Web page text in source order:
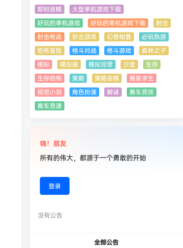
即时战略
大型单机游戏下载
好玩的单机游戏
好玩的单机游戏下载
射击
射击枪战
射击游戏 幻兽帕鲁
必玩热游
恐怖冒险
格斗对战 格斗游戏
森林之子
模拟
模拟器 模拟经营 沙盒
生存
生存恐怖
策略 策略战棋
翼星求生
视觉小说
角色扮演 解谜
赛车竞技
赛车竞速
嗨！朋友
所有的伟大，都源于一个勇敢的开始
登录
没有公告
全部公告